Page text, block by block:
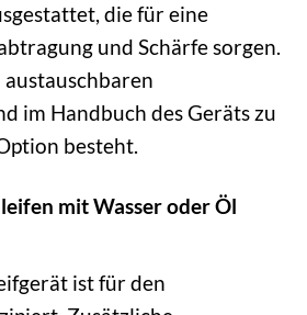
die für eine
und Schärfe sorgen.
im Handbuch des Geräts zu
besteht.
mit Wasser oder Öl
ist für den